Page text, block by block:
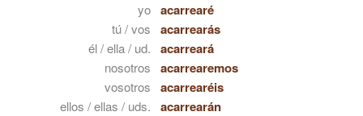
yo acarrearé
tú / vos acarrearás
él / ella / ud. acarreará
nosotros acarrearemos
vosotros acarrearéis
ellos / ellas / uds. acarrearán